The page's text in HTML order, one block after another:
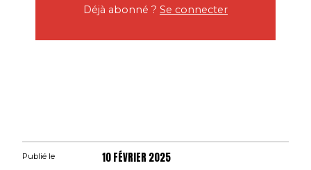
Déjà abonné ? Se connecter
Publié le 10 FÉVRIER 2025